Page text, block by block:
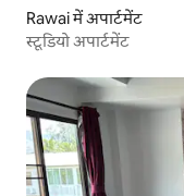
Rawai में अपार्टमेंट
स्टूडियो अपार्टमेंट